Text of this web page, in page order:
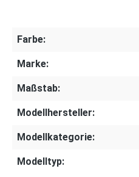
Farbe:
Marke:
Maßstab:
Modellhersteller:
Modellkategorie:
Modelltyp: